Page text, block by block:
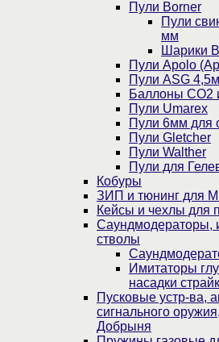
Пули Borner
Пули
мм
Шарики
Пули Apolo
Пули ASG
Баллоны CO2
Пули Umarex
Пули 6мм для
Пули Gletcher
Пули Walther
Пули для
Кобуры
ЗИП и тюнинг для
Кейсы и чехлы для
Саундмодераторы,
стволы
Имитаторы
насадки
Пусковые устр-ва,
сигнального
Добрыня